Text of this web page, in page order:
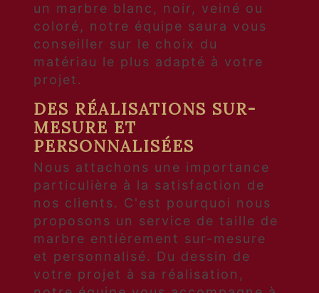
un marbre blanc, noir, veiné ou
coloré, notre équipe saura vous
conseiller sur le choix du
matériau le plus adapté à votre
projet.
DES RÉALISATIONS SUR-
MESURE ET
PERSONNALISÉES
Nous attachons une importance
particulière à la satisfaction de
nos clients. C'est pourquoi nous
proposons un service de taille de
marbre entièrement sur-mesure
et personnalisé. Du dessin de
votre projet à sa réalisation,